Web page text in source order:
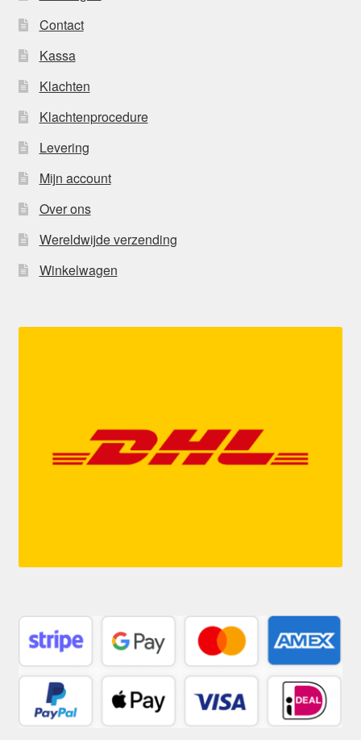
Contact
Kassa
Klachten
Klachtenprocedure
Levering
Mijn account
Over ons
Wereldwijde verzending
Winkelwagen